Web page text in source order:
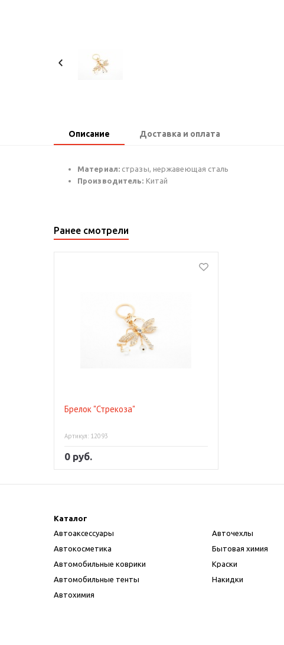
Описание Доставка и оплата
Материал:стразы, нержавеющая сталь
Производитель: Китай
Ранее смотрели
Брелок "Стрекоза"
Артикул: 12093
0 руб.
Каталог
Автоаксессуары
Автокосметика
Автомобильные коврики
Автомобильные тенты
Автохимия
Авточехлы
Бытовая химия
Краски
Накидки